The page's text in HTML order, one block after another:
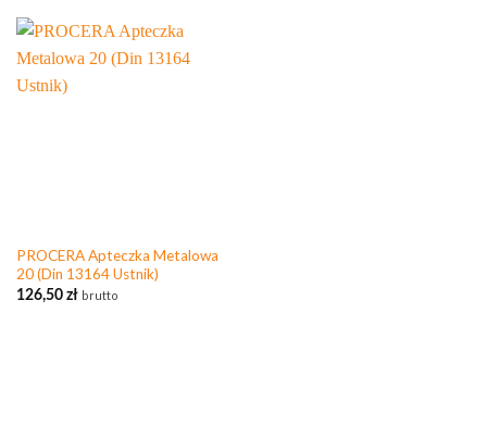
PROCERA Apteczka Metalowa
20 (Din 13164 Ustnik)
126,50 zł brutto